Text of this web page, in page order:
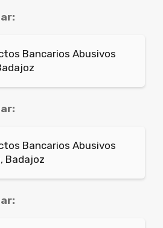
Bancarios Abusivos
Bancarios Abusivos
Badajoz